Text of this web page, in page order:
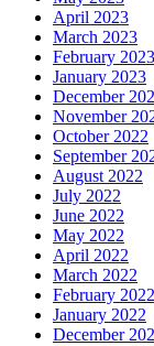
April 2023
March 2023
February 2023
January 2023
December
November
October 2022
September
August 2022
July 2022
June 2022
May 2022
April 2022
March 2022
February 2022
January 2022
December